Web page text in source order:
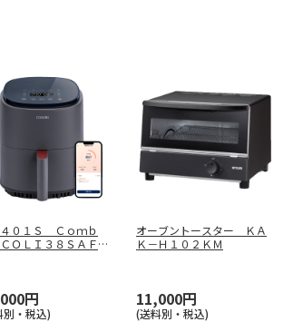
４０１Ｓ Ｃｏｍｂ
ＯＬＩ３８ＳＡＦＧ
円
別・税込)
オーブントースター ＫＡ
Ｋ－Ｈ１０２ＫＭ
11,000円
(送料別・税込)